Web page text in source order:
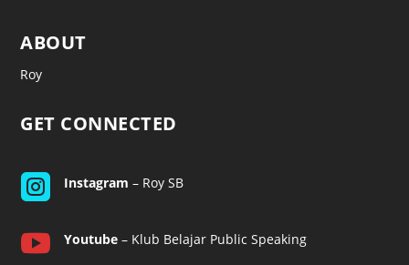
ABOUT
Roy
GET CONNECTED
 Instagram – Roy SB
 Youtube– Klub Belajar Public Speaking